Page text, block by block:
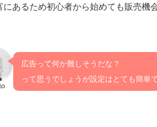
にあるため初心者から始めても販売機
広告って何か難しそうだな？
って思うでしょうが設定はとても簡単で